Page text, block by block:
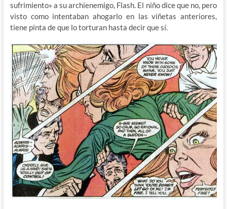
sufrimiento» a su archienemigo, Flash. El niño dice que no, pero
visto como intentaban ahogarlo en las viñetas anteriores,
tiene pinta de que lo torturan hasta decir que sí.